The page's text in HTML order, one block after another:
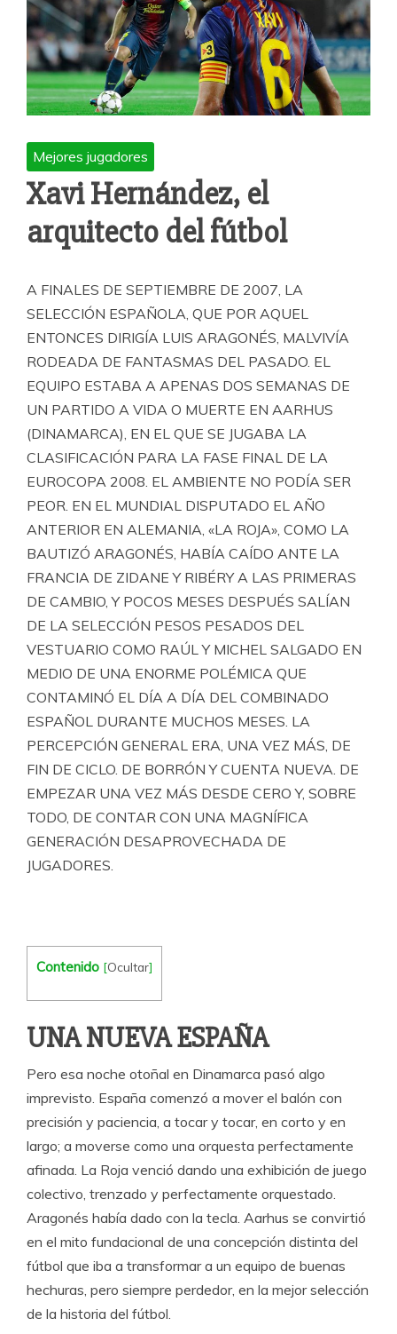
Mejores jugadores
Xavi Hernández, el
arquitecto del fútbol
A FINALES DE SEPTIEMBRE DE 2007, LA
SELECCIÓN ESPAÑOLA, QUE POR AQUEL
ENTONCES DIRIGÍA LUIS ARAGONÉS, MALVIVÍA
RODEADA DE FANTASMAS DEL PASADO. EL
EQUIPO ESTABA A APENAS DOS SEMANAS DE
UN PARTIDO A VIDA O MUERTE EN AARHUS
(DINAMARCA), EN EL QUE SE JUGABA LA
CLASIFICACIÓN PARA LA FASE FINAL DE LA
EUROCOPA 2008. EL AMBIENTE NO PODÍA SER
PEOR. EN EL MUNDIAL DISPUTADO EL AÑO
ANTERIOR EN ALEMANIA, «LA ROJA», COMO LA
BAUTIZÓ ARAGONÉS, HABÍA CAÍDO ANTE LA
FRANCIA DE ZIDANE Y RIBÉRY A LAS PRIMERAS
DE CAMBIO, Y POCOS MESES DESPUÉS SALÍAN
DE LA SELECCIÓN PESOS PESADOS DEL
VESTUARIO COMO RAÚL Y MICHEL SALGADO EN
MEDIO DE UNA ENORME POLÉMICA QUE
CONTAMINÓ EL DÍA A DÍA DEL COMBINADO
ESPAÑOL DURANTE MUCHOS MESES. LA
PERCEPCIÓN GENERAL ERA, UNA VEZ MÁS, DE
FIN DE CICLO. DE BORRÓN Y CUENTA NUEVA. DE
EMPEZAR UNA VEZ MÁS DESDE CERO Y, SOBRE
TODO, DE CONTAR CON UNA MAGNÍFICA
GENERACIÓN DESAPROVECHADA DE
JUGADORES.
Contenido [Ocultar]
UNA NUEVA ESPAÑA
Pero esa noche otoñal en Dinamarca pasó algo
imprevisto. España comenzó a mover el balón con
precisión y paciencia, a tocar y tocar, en corto y en
largo; a moverse como una orquesta perfectamente
afinada. La Roja venció dando una exhibición de juego
colectivo, trenzado y perfectamente orquestado.
Aragonés había dado con la tecla. Aarhus se convirtió
en el mito fundacional de una concepción distinta del
fútbol que iba a transformar a un equipo de buenas
hechuras, pero siempre perdedor, en la mejor selección
de la historia del fútbol.